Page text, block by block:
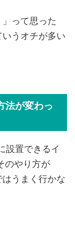
って思った
うオチが多い
法が変わっ
設置できるイ
のやり方が
うまく行かな